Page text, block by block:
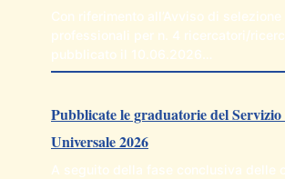
Con riferimento all’Avviso di
professionali per n. 4 ricercatori/
pubblicato il 10.06.2026…
Pubblicate le graduatorie del
Universale 2026
A seguito della fase conclusiva delle